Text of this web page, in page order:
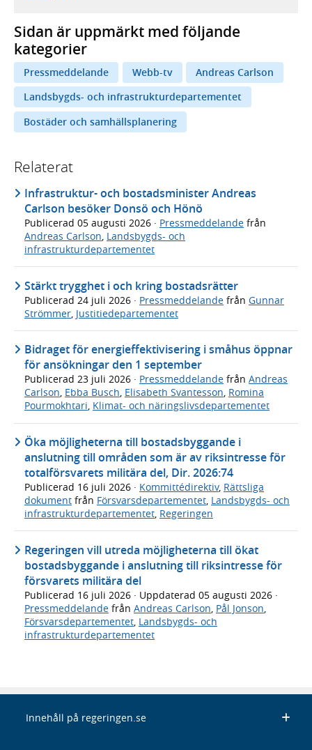
Sidan är uppmärkt med följande
kategorier
Pressmeddelande Webb-tv
Andreas Carlson
Landsbygds- och infrastrukturdepartementet
Bostäder och samhällsplanering
Relaterat
Infrastruktur- och bostadsminister Andreas
Carlson besöker Donsö och Hönö
Publicerad 05 augusti 2026 · Pressmeddelande från
Andreas Carlson, Landsbygds- och
infrastrukturdepartementet
Stärkt trygghet i och kring bostadsrätter
Publicerad 24 juli 2026 · Pressmeddelande från Gunnar
Strömmer Justitiedepartementet
Bidraget för energieffektivisering i småhus öppnar
för ansökningar den 1 september
Publicerad 23 juli 2026 · Pressmeddelande från Andreas
Carlson, Ebba Busch, Elisabeth Svantesson, Romina
Pourmokhtari, Klimat- och näringslivsdepartementet
Öka möjligheterna till bostadsbyggande i
anslutning till områden som är av riksintresse för
totalförsvarets militära del, Dir. 2026:74
Publicerad 16 juli 2026 · Kommittédirektiv, Rättsliga
dokument från Försvarsdepartementet, Landsbygds- och
infrastrukturdepartementet, Regeringen
Regeringen vill utreda möjligheterna till ökat
bostadsbyggande i anslutning till riksintresse för
försvarets militära del
Publicerad 16 juli 2026 · Uppdaterad 05 augusti 2026 ·
Pressmeddelande från Andreas Carlson Pål Jonson
Försvarsdepartementet Landsbygds- och
infrastrukturdepartementet
Innehåll på regeringen.se